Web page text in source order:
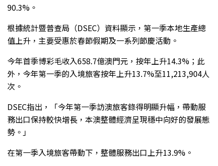
90.3%。
根據統計暨普查局（DSEC）資料顯示，第一季本地生產總
值上升，主要受惠於春節假期及一系列節慶活動。
今年首季博彩毛收入658.7億澳門元，按年上升14.3%；此
外，今年第一季的入境旅客按年上升13.7%至11,213,904人
次。
DSEC指出，「今年第一季訪澳旅客錄得明顯升幅，帶動服
務出口保持較快增長，本澳整體經濟呈現穩中向好的發展態
勢。」
在第一季入境旅客帶動下，整體服務出口上升13.9%。